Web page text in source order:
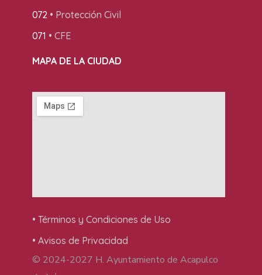
072 • Protección Civil
071 • CFE
MAPA DE LA CIUDAD
• Términos y Condiciones de Uso
• Avisos de Privacidad
© 2024-2027 H. Ayuntamiento de Acapulco